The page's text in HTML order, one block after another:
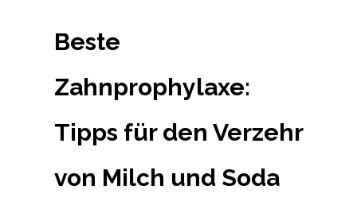
Beste
Zahnprophylaxe:
Tipps für den Verzehr
von Milch und Soda